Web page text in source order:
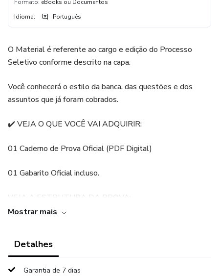
Formato: eBooks ou Documentos
Idioma: Português
O Material é referente ao cargo e edição do Processo
Seletivo conforme descrito na capa.
Você conhecerá o estilo da banca, das questões e dos
assuntos que já foram cobrados.
✔️ VEJA O QUE VOCÊ VAI ADQUIRIR:
01 Caderno de Prova Oficial (PDF Digital)
01 Gabarito Oficial incluso.
VEJA A ESTRUTURA DA PROVA:
10 questões de Língua Portuguesa
10 questões de Conhecimentos Gerais
Mostrar mais
Detalhes
Garantia de 7 dias